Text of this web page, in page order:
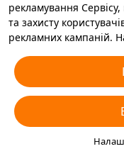
рекламування
та захисту
рекламних кампаній.
cookie-файли й
зібрані в рекламних
варіант «Відхилити
або вказати, які типи
бажаєте
файли» нижче на цій